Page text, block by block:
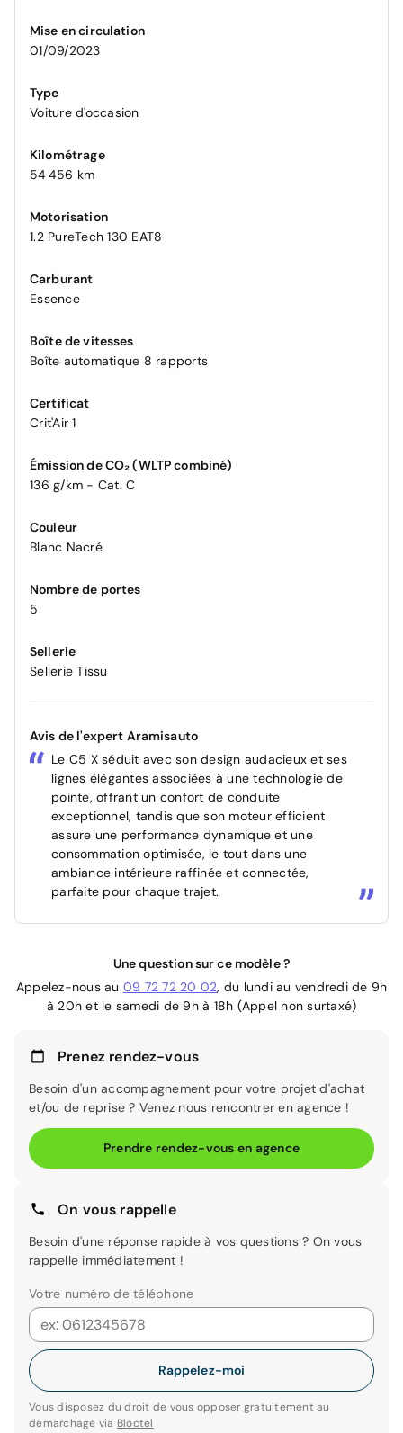
Mise en circulation
01/09/2023
Type
Voiture d'occasion
Kilométrage
54 456 km
Motorisation
1.2 PureTech 130 EAT8
Carburant
Essence
Boîte de vitesses
Boîte automatique 8 rapports
Certificat
Crit'Air 1
Émission de CO₂ (WLTP combiné)
136 g/km - Cat. C
Couleur
Blanc Nacré
Nombre de portes
5
Sellerie
Sellerie Tissu
Avis de l'expert Aramisauto
Le C5 X séduit avec son design audacieux et ses
lignes élégantes associées à une technologie de
pointe, offrant un confort de conduite
exceptionnel, tandis que son moteur efficient
assure une performance dynamique et une
consommation optimisée, le tout dans une
ambiance intérieure raffinée et connectée,
parfaite pour chaque trajet.
Une question sur ce modèle ?
Appelez-nous au 09 72 72 20 02, du lundi au vendredi de 9h
à 20h et le samedi de 9h à 18h (Appel non surtaxé)
Prenez rendez-vous
Besoin d'un accompagnement pour votre projet d'achat
et/ou de reprise ? Venez nous rencontrer en agence !
Prendre rendez-vous en agence
On vous rappelle
Besoin d'une réponse rapide à vos questions ? On vous
rappelle immédiatement !
Votre numéro de téléphone
Rappelez-moi
Vous disposez du droit de vous opposer gratuitement au
démarchage via Bloctel